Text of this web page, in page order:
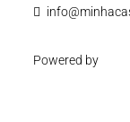
Powered by